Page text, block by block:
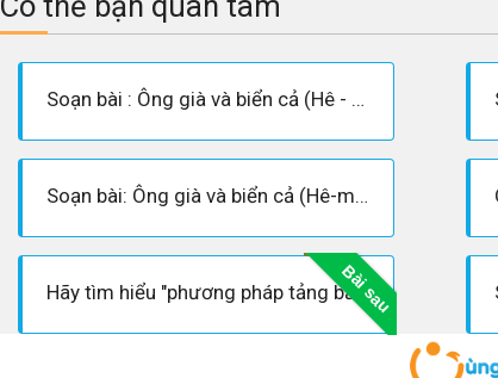
Soạn bài : Ông già và biển cả (Hê - Minh - Uê)
Soạn bài: Ông già và biển cả (Hê-minh-uê - Siêu ngắn)
Bài sau
Hãy tìm hiểu "phương pháp tảng băng trôi" trong tiểu thuyết "Ông già và biển cả" của Ernest Hemingway